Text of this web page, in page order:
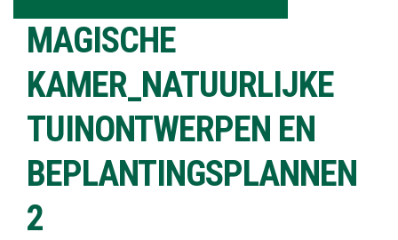
MAGISCHE
KAMER_NATUURLIJKE
TUINONTWERPEN EN
BEPLANTINGSPLANNEN
2